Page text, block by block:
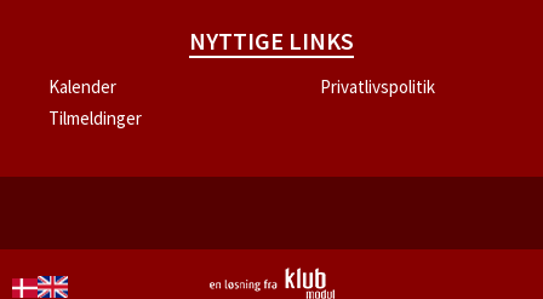
NYTTIGE LINKS
Kalender
Privatlivspolitik
Tilmeldinger